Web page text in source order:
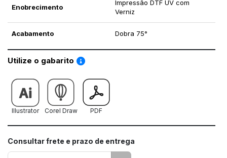
Enobrecimento
Impressão DTF UV com
Verniz
Acabamento Dobra 75°
Utilize o gabarito Saiba como utilizar os nossos gabaritos
Illustrator Corel Draw PDF
Consultar frete e prazo de entrega